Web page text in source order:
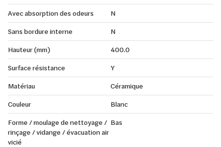
Avec absorption des odeurs
N
Sans bordure interne
N
Hauteur (mm)
400.0
Surface résistance
Y
Matériau
Céramique
Couleur
Blanc
Forme / moulage de nettoyage /
rinçage / vidange / évacuation air
vicié
Bas